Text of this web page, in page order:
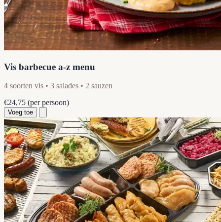
Vis barbecue a-z menu
4 soorten vis • 3 salades • 2 sauzen
€24,75 (per persoon)
Voeg toe